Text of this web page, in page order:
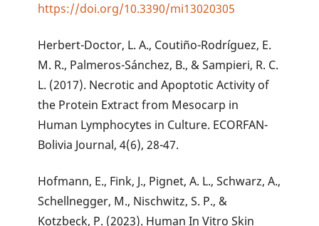
https://doi.org/10.3390/mi13020305
Herbert-Doctor, L. A., Coutiño-Rodríguez, E.
M. R., Palmeros-Sánchez, B., & Sampieri, R. C.
L. (2017). Necrotic and Apoptotic Activity of
the Protein Extract from Mesocarp in
Human Lymphocytes in Culture. ECORFAN-
Bolivia Journal, 4(6), 28-47.
Hofmann, E., Fink, J., Pignet, A. L., Schwarz, A.,
Schellnegger, M., Nischwitz, S. P., &
Kotzbeck, P. (2023). Human In Vitro Skin